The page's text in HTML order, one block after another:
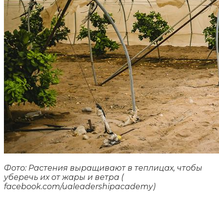
Фото: Растения выращивают в теплицах, чтобы
уберечь их от жары и ветра (
facebook.com/ualeadershipacademy)